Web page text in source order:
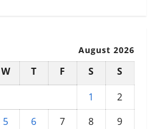
August 2026
W T F S
S
1
2
5 6 7 8
9